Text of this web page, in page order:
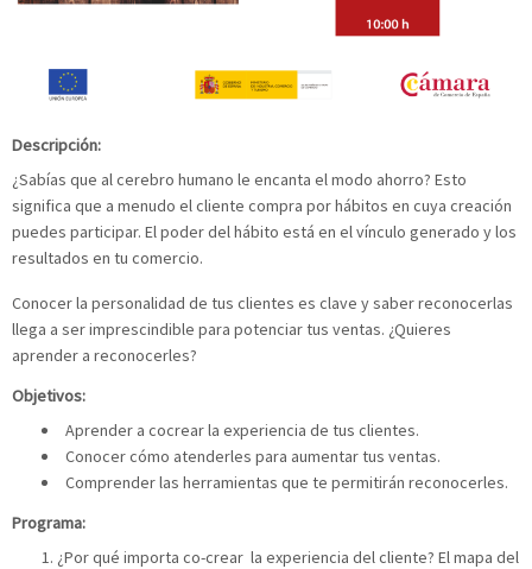
Descripción:
¿Sabías que al cerebro humano le encanta el modo ahorro? Esto
significa que a menudo el cliente compra por hábitos en cuya creación
puedes participar. El poder del hábito está en el vínculo generado y los
resultados en tu comercio.
Conocer la personalidad de tus clientes es clave y saber reconocerlas
llega a ser imprescindible para potenciar tus ventas. ¿Quieres
aprender a reconocerles?
Objetivos:
Aprender a cocrear la experiencia de tus clientes.
Conocer cómo atenderles para aumentar tus ventas.
Comprender las herramientas que te permitirán reconocerles.
Programa:
¿Por qué importa co-crear la experiencia del cliente? El mapa del